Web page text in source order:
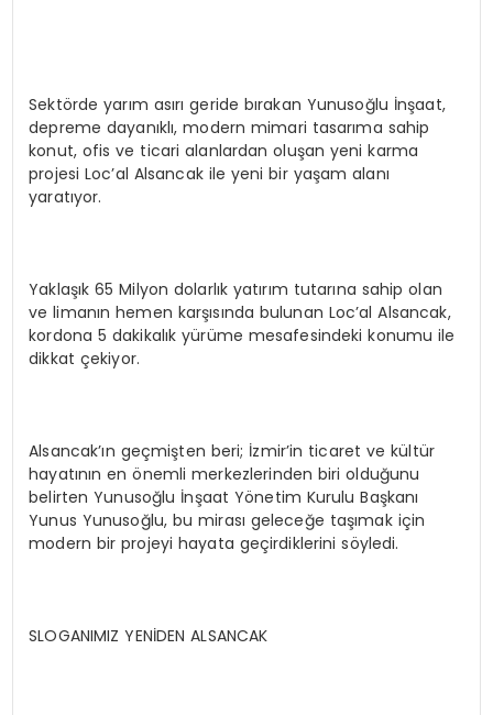
Sektörde yarım asırı geride bırakan Yunusoğlu İnşaat,
depreme dayanıklı, modern mimari tasarıma sahip
konut, ofis ve ticari alanlardan oluşan yeni karma
projesi Loc’al Alsancak ile yeni bir yaşam alanı
yaratıyor.
Yaklaşık 65 Milyon dolarlık yatırım tutarına sahip olan
ve limanın hemen karşısında bulunan Loc’al Alsancak,
kordona 5 dakikalık yürüme mesafesindeki konumu ile
dikkat çekiyor.
Alsancak’ın geçmişten beri; İzmir’in ticaret ve kültür
hayatının en önemli merkezlerinden biri olduğunu
belirten Yunusoğlu İnşaat Yönetim Kurulu Başkanı
Yunus Yunusoğlu, bu mirası geleceğe taşımak için
modern bir projeyi hayata geçirdiklerini söyledi.
SLOGANIMIZ YENİDEN ALSANCAK